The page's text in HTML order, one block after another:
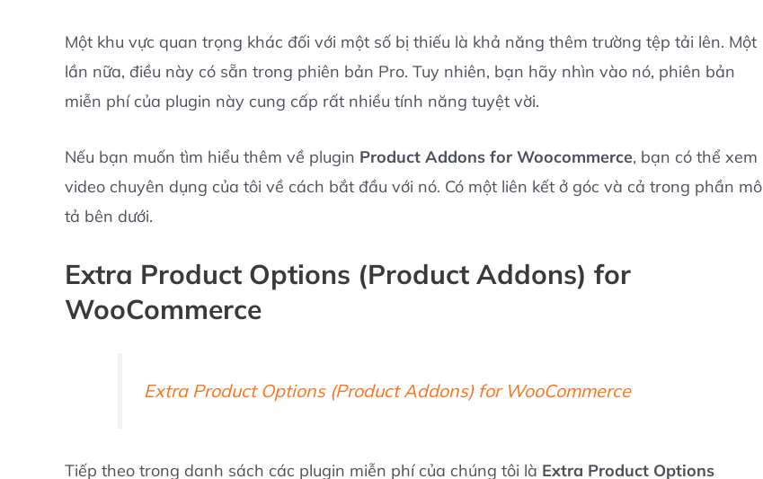
Một khu vực quan trọng khác đối với một số bị thiếu là khả năng thêm trường tệp tải lên. Một
lần nữa, điều này có sẵn trong phiên bản Pro. Tuy nhiên, bạn hãy nhìn vào nó, phiên bản
miễn phí của plugin này cung cấp rất nhiều tính năng tuyệt vời.
Nếu bạn muốn tìm hiểu thêm về plugin Product Addons for Woocommerce, bạn có thể xem
video chuyên dụng của tôi về cách bắt đầu với nó. Có một liên kết ở góc và cả trong phần mô
tả bên dưới.
Extra Product Options (Product Addons) for
WooCommerce
Extra Product Options (Product Addons) for WooCommerce
Tiếp theo trong danh sách các plugin miễn phí của chúng tôi là Extra Product Options